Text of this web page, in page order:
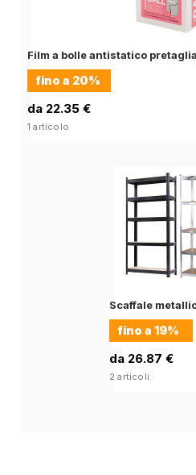
Film a bolle antistatico
fino a 20%
da 22.35 €
1 articolo
Scaffale
fino a 19%
da 26.87 €
2 articoli.